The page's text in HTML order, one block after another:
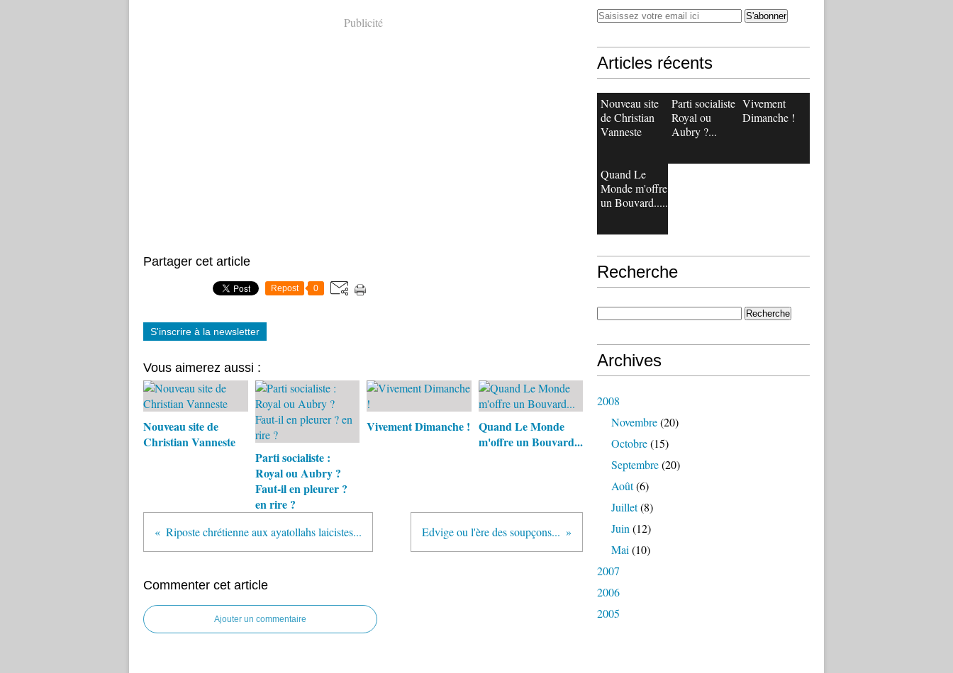
Publicité
Partager cet article
Repost 0
S'inscrire à la newsletter
Vous aimerez aussi :
Nouveau site de
Christian Vanneste
Parti socialiste :
Royal ou Aubry ?
Faut-il en pleurer ?
en rire ?
Vivement Dimanche ! Quand Le Monde
m'offre un Bouvard...
Riposte chrétienne aux ayatollahs laicistes... Edvige ou l'ère des soupçons...
Commenter cet article
Ajouter un commentaire
Articles récents
Nouveau site
de Christian
Vanneste
Parti socialiste :
Royal ou
Aubry ?...
Vivement
Dimanche !
Quand Le
Monde m'offre
un Bouvard.....
Recherche
Archives
2008
Novembre(20)
Octobre(15)
Septembre(20)
Août(6)
Juillet(8)
Juin (12)
Mai (10)
2007
2006
2005